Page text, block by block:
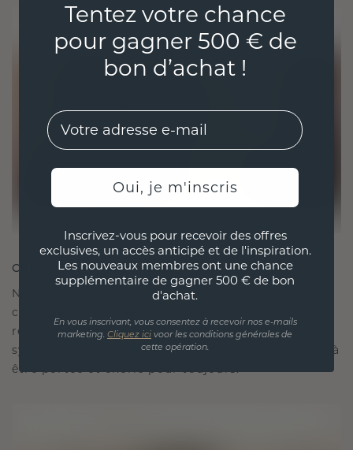
CRÉÉ POUR LA CONNEXION
Notre philosophie en matière de design est de
créer des liens, chaque pièce étant conçue pour
résister à l'épreuve du temps. Elle devient votre
symbole d'amour et de moments chéris, destinée à
être portée et chérie pour toujours.
Tentez votre chance
pour gagner 500 € de
bon d’achat !
EMail
Oui, je m'inscris
Inscrivez-vous pour recevoir des offres
exclusives, un accès anticipé et de l'inspiration.
Les nouveaux membres ont une chance
supplémentaire de gagner 500 € de bon
d'achat.
En vous inscrivant, vous consentez à recevoir nos e-mails
marketing. Cliquez ici voor les conditions générales de
cette opération.